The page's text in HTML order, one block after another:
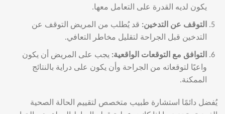
يكون لديه القدرة على التعامل معها.
التوقف عن التدخين: قد يُطلب من المريض التوقف عن
التدخين قبل الجراحة لتقليل مخاطر التعافي.
التوافق مع التوقعات الواقعية: يجب على المريض أن يكون
واعيًا لتوقعاته من الجراحة وأن يكون على دراية بالنتائج
الممكنة.
يُفضل دائمًا استشارة طبيب متخصص لتقييم الحالة الصحية